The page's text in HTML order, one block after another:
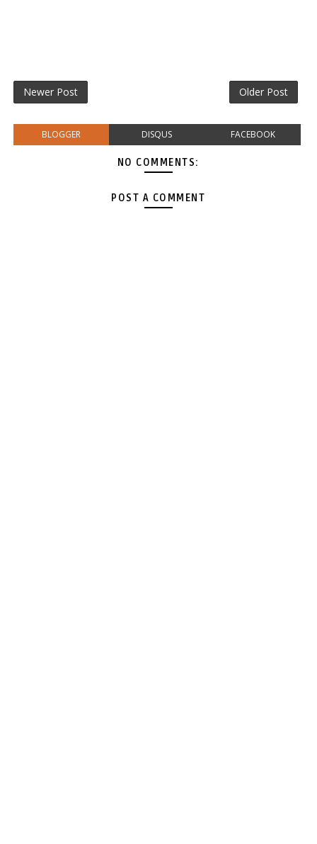
Newer Post Older Post
BLOGGER DISQUS FACEBOOK
NO COMMENTS:
POST A COMMENT